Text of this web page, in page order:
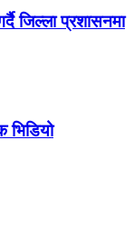
जिल्ला प्रशासनमा